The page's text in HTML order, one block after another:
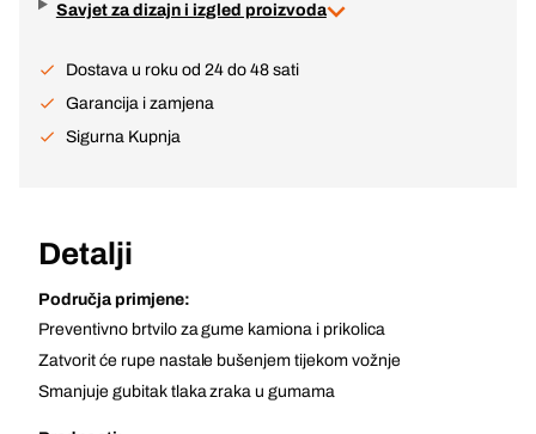
Savjet za dizajn i izgled proizvoda
Dostava u roku od 24 do 48 sati
Garancija i zamjena
Sigurna Kupnja
Detalji
Područja primjene:
Preventivno brtvilo za gume kamiona i prikolica
Zatvorit će rupe nastale bušenjem tijekom vožnje
Smanjuje gubitak tlaka zraka u gumama